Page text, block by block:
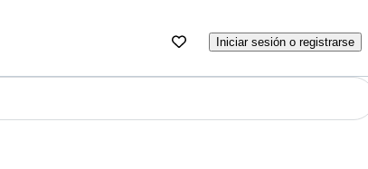
Iniciar sesión o registrarse